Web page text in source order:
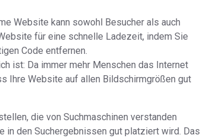
Website kann sowohl Besucher als auch
für eine schnelle Ladezeit, indem Sie
Code entfernen.
ist: Da immer mehr Menschen das Internet
Ihre Website auf allen Bildschirmgrößen gut
die von Suchmaschinen verstanden
in den Suchergebnissen gut platziert wird. Das